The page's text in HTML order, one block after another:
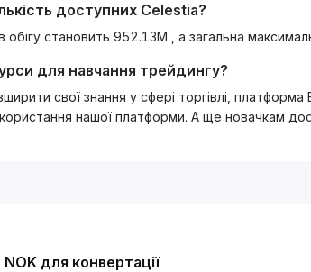
доступних Celestia?
в обігу становить 952.13M , а загальна
для навчання трейдингу?
свої знання у сфері торгівлі,
нашої платформи. А ще новачкам
для конвертації